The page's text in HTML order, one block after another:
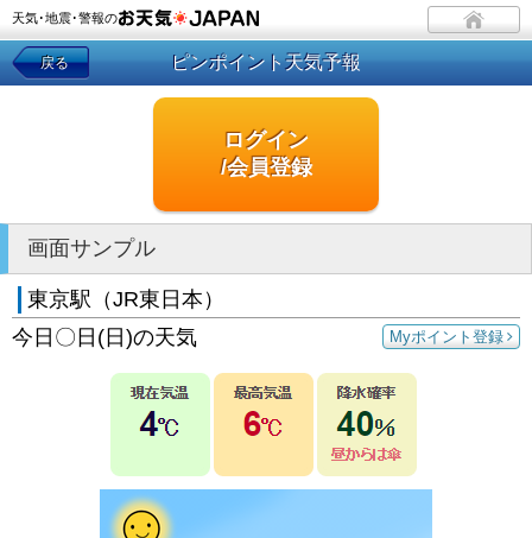
天気･地震･警報の
戻る ピンポイント天気予報
ログイン
/会員登録
画面サンプル
東京駅（JR東日本）
Myポイント登録
今日〇日(日)の天気